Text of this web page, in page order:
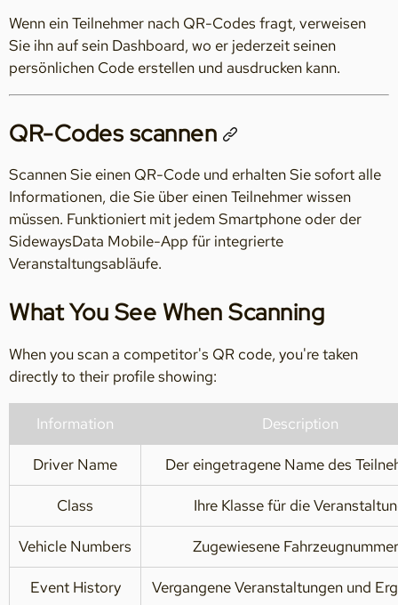
Wenn ein Teilnehmer nach QR-Codes fragt, verweisen
Sie ihn auf sein Dashboard, wo er jederzeit seinen
persönlichen Code erstellen und ausdrucken kann.
QR-Codes scannen
Scannen Sie einen QR-Code und erhalten Sie sofort alle
Informationen, die Sie über einen Teilnehmer wissen
müssen. Funktioniert mit jedem Smartphone oder der
SidewaysData Mobile-App für integrierte
Veranstaltungsabläufe.
What You See When Scanning
When you scan a competitor's QR code, you're taken
directly to their profile showing:
Information Description
Driver Name Der eingetragene Name des
Class Ihre Klasse für die
Vehicle Numbers Zugewiesene
Event History Vergangene Veranstaltungen und